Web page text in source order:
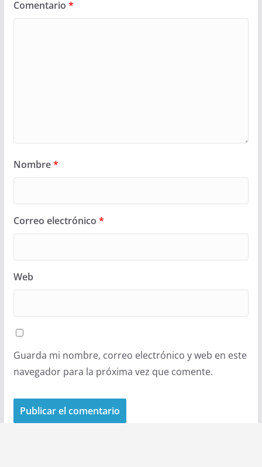
Comentario *
Nombre*
Correo electrónico *
Web
Guarda mi nombre, correo electrónico y web en este
navegador para la próxima vez que comente.